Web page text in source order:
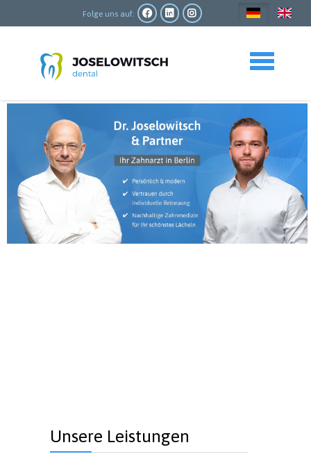
Inhalt
Folge uns auf:
Toggle navigation
Unsere Leistungen